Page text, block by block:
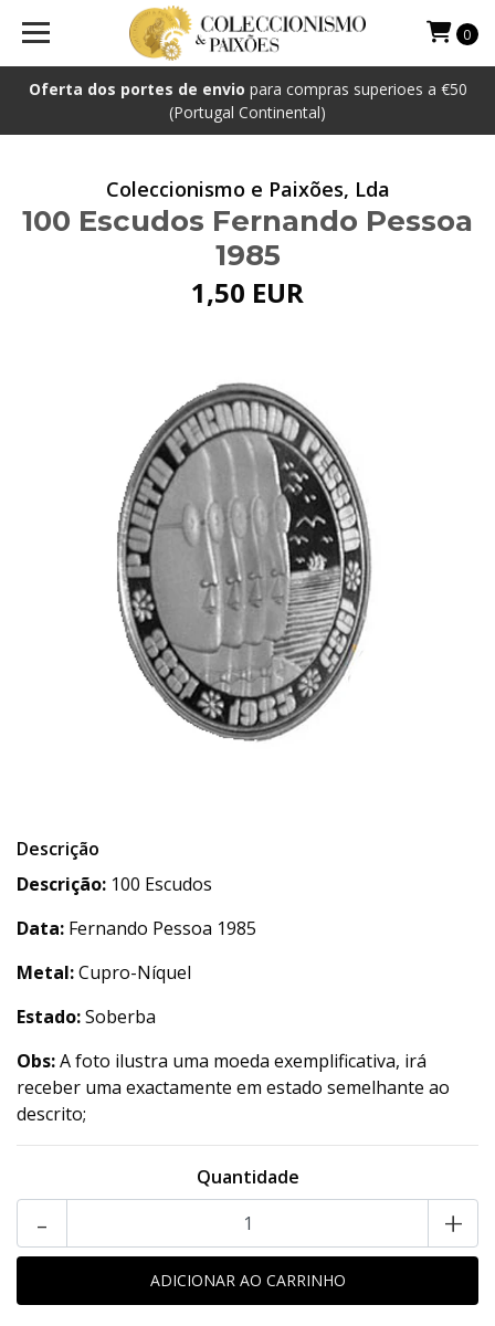
Oferta dos portes de envio para compras superioes a €50
(Portugal Continental)
0
Coleccionismo e Paixões, Lda
100 Escudos Fernando Pessoa
1985
1,50 EUR
Descrição
Descrição: 100 Escudos
Data: Fernando Pessoa 1985
Metal:Cupro-Níquel
Estado:Soberba
Obs:A foto ilustra uma moeda exemplificativa, irá
receber uma exactamente em estado semelhante ao
descrito;
Quantidade
- +